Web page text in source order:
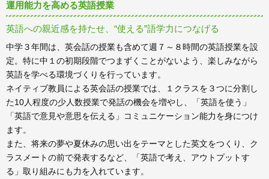
運用能力を高める英語授業
英語への親近感を持たせ、“使える”語学力につなげる
中学３年間は、英会話の授業も含めて週７～８時間の英語授業を設
定。特に中１の初期段階でつまずくことがないよう、楽しみながら
英語を学べる環境づくりを行っています。
ネイティブ教員による英会話の授業では、１クラスを３つに分割し
た10人程度の少人数授業で発話の機会を増やし、「英語を使う」
「英語で意見や意思を伝える」コミュニケーション能力を身につけ
ます。
また、将来の夢や夏休みの思い出をテーマとした英文をつくり、ク
ラスメートの前で発表するなど、「英語で考え、アウトプットす
る」取り組みにも力を入れています。